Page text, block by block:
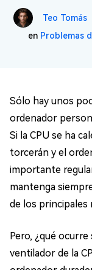
Teo Tomás
en Problemas
Sólo hay unos
ordenador
Si la CPU se ha
torcerán y el
importante
mantenga
de los principales
Pero, ¿qué
ventilador de la